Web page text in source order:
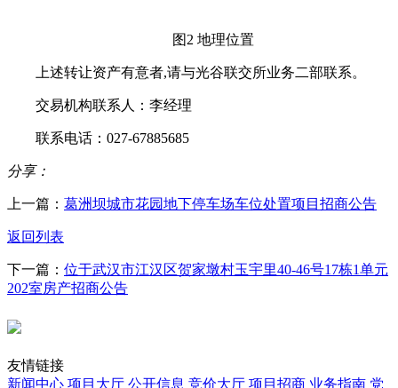
图2 地理位置
上述转让资产有意者,请与光谷联交所业务二部联系。
交易机构联系人：李经理
联系电话：027-67885685
分享：
上一篇： 葛洲坝城市花园地下停车场车位处置项目招商公告
返回列表
下一篇： 位于武汉市江汉区贺家墩村玉宇里40-46号17栋1单元
202室房产招商公告
友情链接
新闻中心 项目大厅 公开信息 竞价大厅 项目招商 业务指南 党